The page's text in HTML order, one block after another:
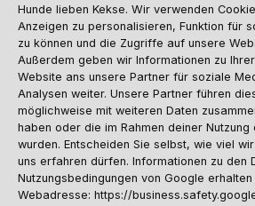
Oder über unserKontaktformular.
Vertrag widerrufen
Kundenservice
Informationen
Social Media und Kontakt
Hunde lieben Kekse. Wir verwenden
Anzeigen zu personalisieren, Funktion für
zu können und die Zugriffe auf unsere
Außerdem geben wir Informationen zu
Website ans unsere Partner für soziale
Analysen weiter. Unsere Partner führen
möglichweise mit weiteren Daten
haben oder die im Rahmen deiner
wurden. Entscheiden Sie selbst, wie viel
uns erfahren dürfen. Informationen zu den
Nutzungsbedingungen von Google
Webadresse: https://